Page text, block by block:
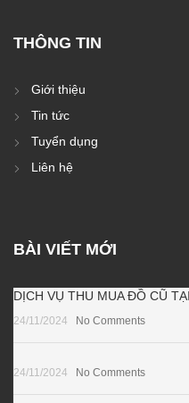
THÔNG TIN
Giới thiệu
Tin tức
Tuyển dụng
Liên hệ
BÀI VIẾT MỚI
DỊCH VỤ THU MUA ĐỒ CŨ
24/11/2024 No Comments
24/11/2024 No Comments